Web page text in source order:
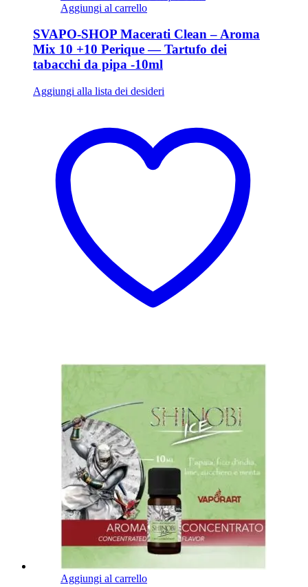
Aggiungi al carrello
SVAPO-SHOP Macerati Clean – Aroma
Mix 10 +10 Perique — Tartufo dei
tabacchi da pipa -10ml
Aggiungi alla lista dei desideri
Aggiungi al carrello